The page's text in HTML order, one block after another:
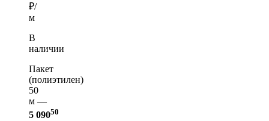
₽/
м
В
наличии
Пакет
(полиэтилен)
50
м —
5 09050